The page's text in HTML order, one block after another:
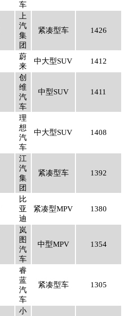
车
上
汽
集
团
紧凑型车 1426
蔚
来
中大型SUV 1412
创
维
汽
车
中型SUV 1411
理
想
汽
车
中大型SUV 1408
江
汽
集
团
紧凑型车 1392
比
亚
迪
紧凑型MPV 1380
岚
图
汽
车
中型MPV 1354
睿
蓝
汽
车
紧凑型车 1305
小